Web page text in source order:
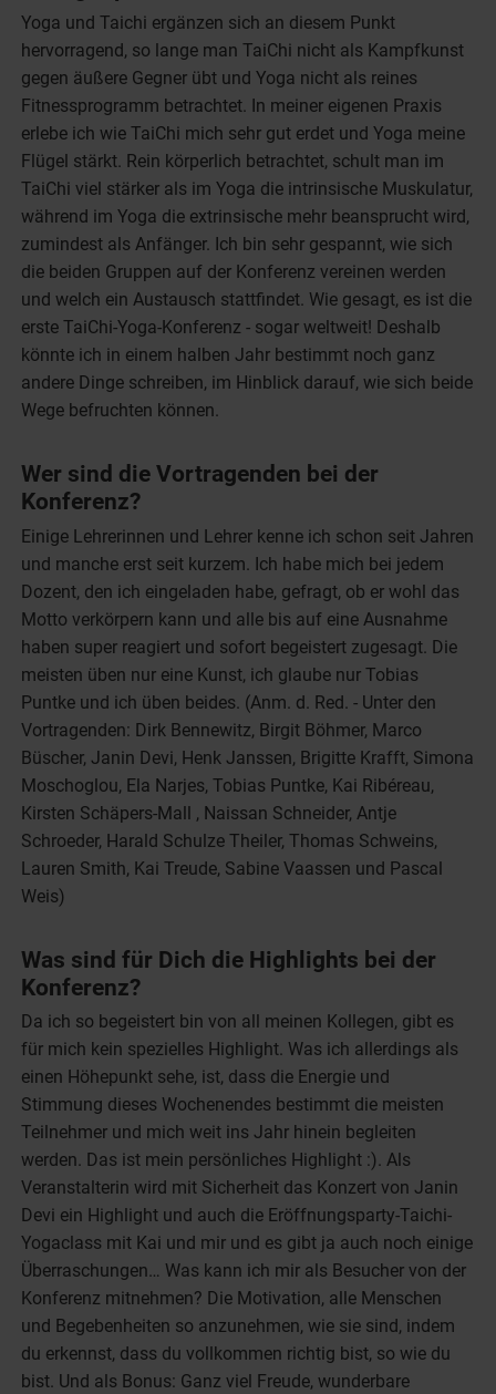
Yoga und Taichi ergänzen sich an diesem Punkt
hervorragend, so lange man TaiChi nicht als Kampfkunst
gegen äußere Gegner übt und Yoga nicht als reines
Fitnessprogramm betrachtet. In meiner eigenen Praxis
erlebe ich wie TaiChi mich sehr gut erdet und Yoga meine
Flügel stärkt. Rein körperlich betrachtet, schult man im
TaiChi viel stärker als im Yoga die intrinsische Muskulatur,
während im Yoga die extrinsische mehr beansprucht wird,
zumindest als Anfänger. Ich bin sehr gespannt, wie sich
die beiden Gruppen auf der Konferenz vereinen werden
und welch ein Austausch stattfindet. Wie gesagt, es ist die
erste TaiChi-Yoga-Konferenz - sogar weltweit! Deshalb
könnte ich in einem halben Jahr bestimmt noch ganz
andere Dinge schreiben, im Hinblick darauf, wie sich beide
Wege befruchten können.
Wer sind die Vortragenden bei der
Konferenz?
Einige Lehrerinnen und Lehrer kenne ich schon seit Jahren
und manche erst seit kurzem. Ich habe mich bei jedem
Dozent, den ich eingeladen habe, gefragt, ob er wohl das
Motto verkörpern kann und alle bis auf eine Ausnahme
haben super reagiert und sofort begeistert zugesagt. Die
meisten üben nur eine Kunst, ich glaube nur Tobias
Puntke und ich üben beides. (Anm. d. Red. - Unter den
Vortragenden: Dirk Bennewitz, Birgit Böhmer, Marco
Büscher, Janin Devi, Henk Janssen, Brigitte Krafft, Simona
Moschoglou, Ela Narjes, Tobias Puntke, Kai Ribéreau,
Kirsten Schäpers-Mall , Naissan Schneider, Antje
Schroeder, Harald Schulze Theiler, Thomas Schweins,
Lauren Smith, Kai Treude, Sabine Vaassen und Pascal
Weis)
Was sind für Dich die Highlights bei der
Konferenz?
Da ich so begeistert bin von all meinen Kollegen, gibt es
für mich kein spezielles Highlight. Was ich allerdings als
einen Höhepunkt sehe, ist, dass die Energie und
Stimmung dieses Wochenendes bestimmt die meisten
Teilnehmer und mich weit ins Jahr hinein begleiten
werden. Das ist mein persönliches Highlight :). Als
Veranstalterin wird mit Sicherheit das Konzert von Janin
Devi ein Highlight und auch die Eröffnungsparty-Taichi-
Yogaclass mit Kai und mir und es gibt ja auch noch einige
Überraschungen… Was kann ich mir als Besucher von der
Konferenz mitnehmen? Die Motivation, alle Menschen
und Begebenheiten so anzunehmen, wie sie sind, indem
du erkennst, dass du vollkommen richtig bist, so wie du
bist. Und als Bonus: Ganz viel Freude, wunderbare